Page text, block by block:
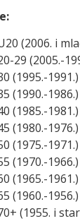
(2006. i
29 (2005.-
(1995.-1991.)
(1990.-1986.)
(1985.-1981.)
(1980.-1976.)
(1975.-1971.)
(1970.-1966.)
(1965.-1961.)
(1960.-1956.)
(1955. i